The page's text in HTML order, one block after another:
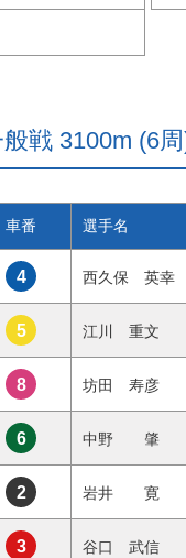
戦 3100m (6
車番 選手名
4 西久保 英幸
5 江川 重文
8 坊田 寿彦
6 中野 肇
2 岩井 寛
3 谷口 武信